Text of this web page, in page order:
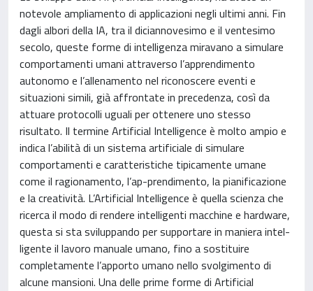
notevole ampliamento di applicazioni negli ultimi anni. Fin
dagli albori della IA, tra il diciannovesimo e il ventesimo
secolo, queste forme di intelligenza miravano a simulare
comportamenti umani attraverso l’apprendimento
autonomo e l’allenamento nel riconoscere eventi e
situazioni simili, già affrontate in precedenza, così da
attuare protocolli uguali per ottenere uno stesso
risultato. Il termine Artificial Intelligence è molto ampio e
indica l’abilità di un sistema artificiale di simulare
comportamenti e caratteristiche tipicamente umane
come il ragionamento, l’ap-prendimento, la pianificazione
e la creatività. L’Artificial Intelligence è quella scienza che
ricerca il modo di rendere intelligenti macchine e hardware,
questa si sta sviluppando per supportare in maniera intel-
ligente il lavoro manuale umano, fino a sostituire
completamente l’apporto umano nello svolgimento di
alcune mansioni. Una delle prime forme di Artificial